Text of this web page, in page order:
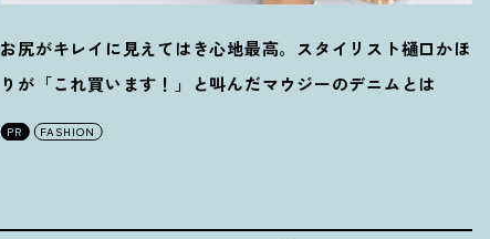
お尻がキレイに見えてはき心地最高。スタイリスト樋口かほ
りが「これ買います ！ 」と叫んだマウジーのデニムとは
PR FASHION